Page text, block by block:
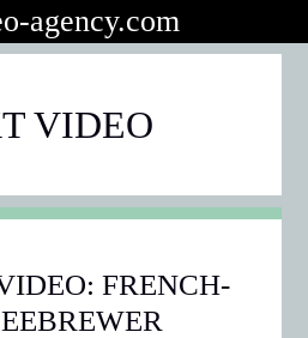
agency.com
VIDEO
FRENCH-